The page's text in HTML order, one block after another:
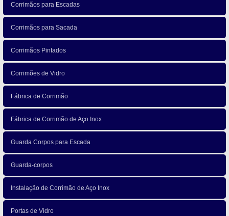
Corrimãos para Escadas
Corrimãos para Sacada
Corrimãos Pintados
Corrimões de Vidro
Fábrica de Corrimão
Fábrica de Corrimão de Aço Inox
Guarda Corpos para Escada
Guarda-corpos
Instalação de Corrimão de Aço Inox
Portas de Vidro